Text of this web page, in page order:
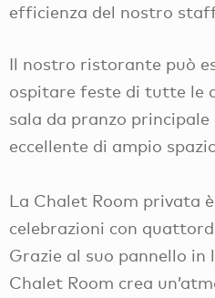
efficienza del nostro
Il nostro ristorante può
ospitare feste di tutte le
sala da pranzo principale
eccellente di ampio
La Chalet Room privata
celebrazioni con
Grazie al suo pannello in
Chalet Room crea